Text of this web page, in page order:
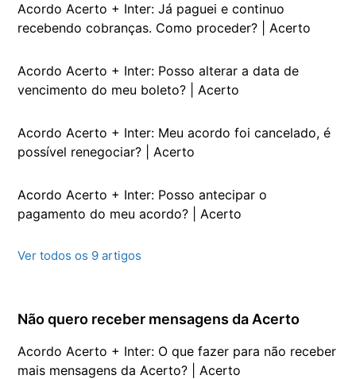
Acordo Acerto + Inter: Já paguei e continuo
recebendo cobranças. Como proceder? | Acerto
Acordo Acerto + Inter: Posso alterar a data de
vencimento do meu boleto? | Acerto
Acordo Acerto + Inter: Meu acordo foi cancelado, é
possível renegociar? | Acerto
Acordo Acerto + Inter: Posso antecipar o
pagamento do meu acordo? | Acerto
Ver todos os 9 artigos
Não quero receber mensagens da Acerto
Acordo Acerto + Inter: O que fazer para não receber
mais mensagens da Acerto? | Acerto